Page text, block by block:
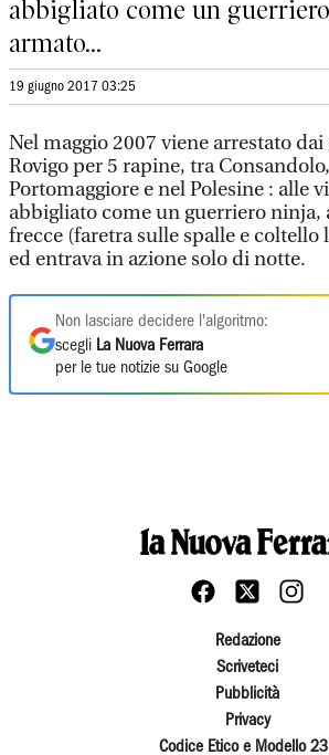
abbigliato come un
armato...
19 giugno 2017 03:25
Nel maggio 2007 viene arrestato
Rovigo per 5 rapine, tra
Portomaggiore e nel Polesine : alle
abbigliato come un guerriero ninja,
frecce (faretra sulle spalle e coltello
ed entrava in azione solo di notte.
Non lasciare decidere l'algoritmo:
scegli La Nuova Ferrara
per le tue notizie su Google
Redazione
Scriveteci
Pubblicità
Privacy
Codice Etico e Modello